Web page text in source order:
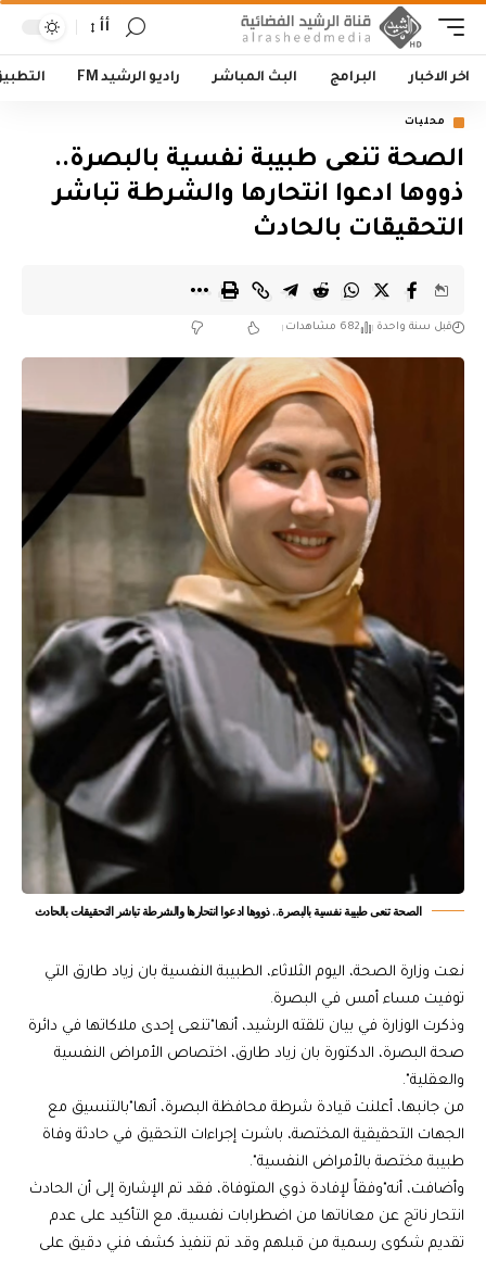
أأ
اخر الاخبار البرامج البث المباشر راديو الرشيد FM
محليات
الصحة تنعى طبيبة نفسية بالبصرة..
ذووها ادعوا انتحارها والشرطة تباشر
التحقيقات بالحادث
قبل سنة واحدة 682 مشاهدات
الصحة تنعى طبيبة نفسية بالبصرة.. ذووها ادعوا انتحارها والشرطة تباشر التحقيقات بالحادث
نعت وزارة الصحة، اليوم الثلاثاء، الطبيبة النفسية بان زياد طارق التي
توفيت مساء أمس في البصرة.
وذكرت الوزارة في بيان تلقته الرشيد، أنها"تنعى إحدى ملاكاتها في دائرة
صحة البصرة، الدكتورة بان زياد طارق، اختصاص الأمراض النفسية
والعقلية".
من جانبها، أعلنت قيادة شرطة محافظة البصرة، أنها"بالتنسيق مع
الجهات التحقيقية المختصة، باشرت إجراءات التحقيق في حادثة وفاة
طبيبة مختصة بالأمراض النفسية".
وأضافت، أنه"وفقاً لإفادة ذوي المتوفاة، فقد تم الإشارة إلى أن الحادث
انتحار ناتج عن معاناتها من اضطرابات نفسية، مع التأكيد على عدم
تقديم شكوى رسمية من قبلهم وقد تم تنفيذ كشف فني دقيق على